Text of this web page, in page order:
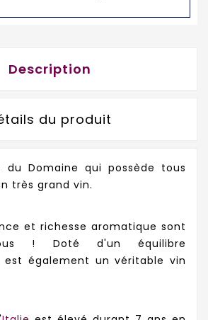
Description
du produit
du Domaine qui possède tous
très grand vin.
et richesse aromatique sont
! Doté d'un équilibre
est également un véritable vin